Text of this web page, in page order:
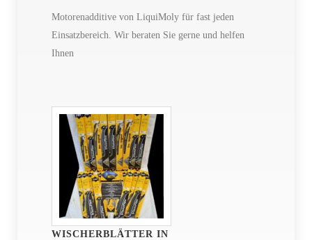
Motorenadditive von LiquiMoly für fast jeden
Einsatzbereich. Wir beraten Sie gerne und helfen
Ihnen
WISCHERBLÄTTER IN